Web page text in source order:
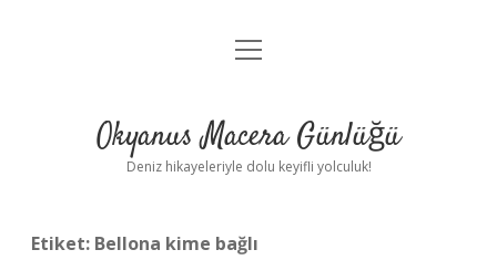
Anasayfa
Yasal Uyarı
menüyü
Okyanus Macera Günlüğü
Deniz hikayeleriyle dolu keyifli yolculuk!
Etiket: Bellona kime bağlı